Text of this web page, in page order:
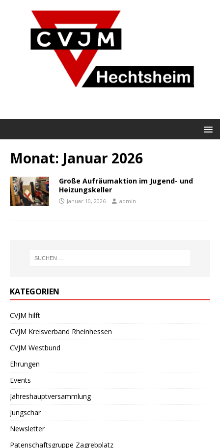
Monat: Januar 2026
Große Aufräumaktion im Jugend- und
Heizungskeller
Januar 10, 2026 admin
KATEGORIEN
CVJM hilft
CVJM Kreisverband Rheinhessen
CVJM Westbund
Ehrungen
Events
Jahreshauptversammlung
Jungschar
Newsletter
Patenschaftsgruppe Zagrebplatz